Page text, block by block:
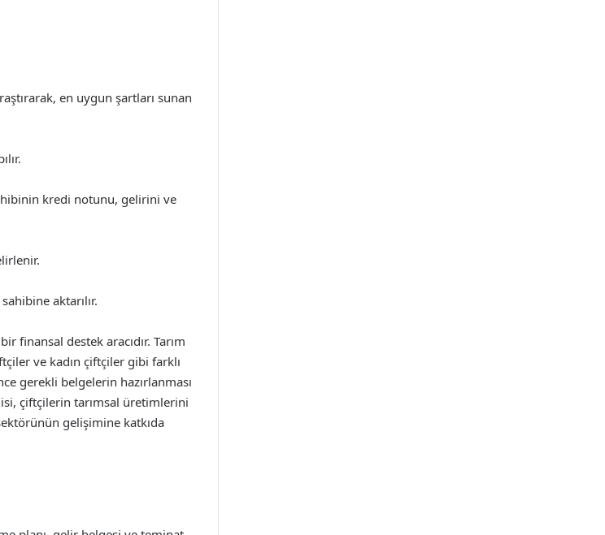
en uygun şartları sunan
kredi notunu, gelirini ve
aktarılır.
finansal destek aracıdır. Tarım
ve kadın çiftçiler gibi farklı
gerekli belgelerin hazırlanması
çiftçilerin tarımsal üretimlerini
gelişimine katkıda